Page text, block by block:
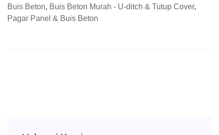
Buis Beton, Buis Beton Murah - U-ditch & Tutup Cover,
Pagar Panel & Buis Beton